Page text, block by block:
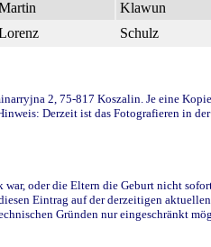
Klawun
Schulz
2, 75-817 Koszalin. Je eine
Derzeit ist das Fotografieren in
oder die Eltern die Geburt nicht
Eintrag auf der derzeitigen
Gründen nur eingeschränkt